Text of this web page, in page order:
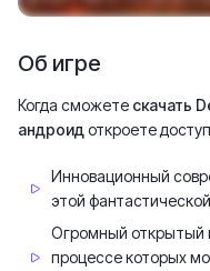
Об игре
Когда сможете скачать
андроидоткроете
Инновационный
этой
Огромный открытый
процессе которых